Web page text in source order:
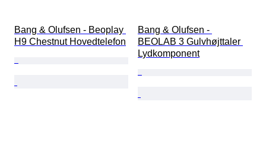
Bang & Olufsen - Beoplay
H9 Chestnut Hovedtelefon
Bang & Olufsen -
BEOLAB 3 Gulvhøjttaler
Lydkomponent